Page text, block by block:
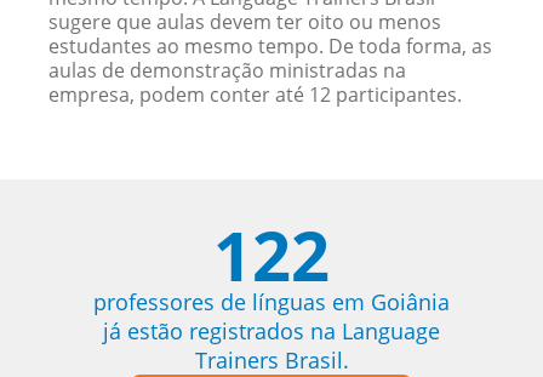
sugere que aulas devem ter oito ou menos
estudantes ao mesmo tempo. De toda forma, as
aulas de demonstração ministradas na
empresa, podem conter até 12 participantes.
122
professores de línguas em Goiânia
já estão registrados na Language
Trainers Brasil.